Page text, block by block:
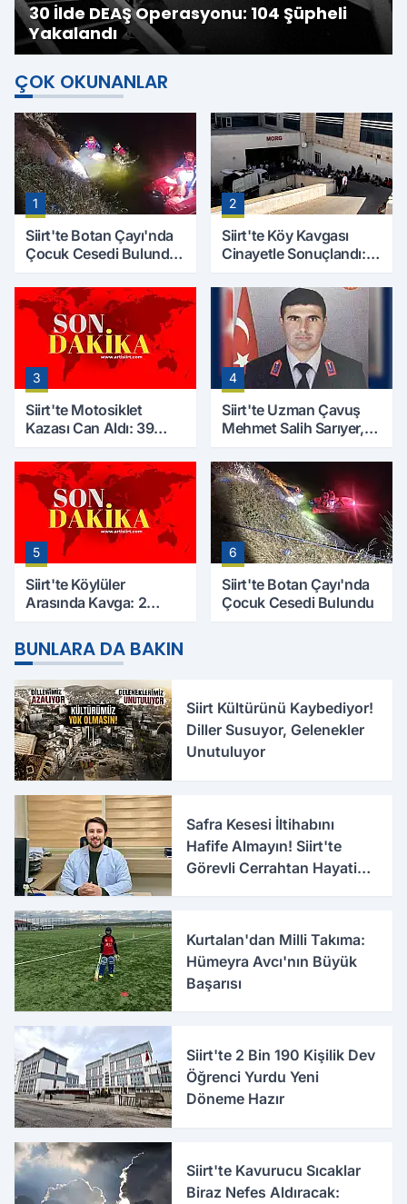
30 İlde DEAŞ Operasyonu: 104 Şüpheli
Yakalandı
ÇOK OKUNANLAR
1
Siirt'te Botan Çayı'nda
Çocuk Cesedi Bulundu:
Çalışmaları Başlıyor
2
Siirt'te Köy Kavgası
Cinayetle Sonuçlandı:
Kaybetti
3
Siirt'te Motosiklet
Kazası Can Aldı: 39
Hayatını Kaybetti
4
Siirt'te Uzman Çavuş
Mehmet Salih Sarıyer,
5
Siirt'te Köylüler
Arasında Kavga: 2
Ağır
6
Siirt'te Botan Çayı'nda
Çocuk Cesedi Bulundu
BUNLARA DA BAKIN
Siirt Kültürünü Kaybediyor!
Diller Susuyor, Gelenekler
Unutuluyor
Safra Kesesi İltihabını
Hafife Almayın! Siirt'te
Görevli Cerrahtan Hayati
Kurtalan'dan Milli Takıma:
Hümeyra Avcı'nın Büyük
Başarısı
Siirt'te 2 Bin 190 Kişilik Dev
Öğrenci Yurdu Yeni
Döneme Hazır
Siirt'te Kavurucu Sıcaklar
Biraz Nefes Aldıracak: